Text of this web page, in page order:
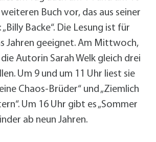
Buch vor, das aus seiner
Backe“. Die Lesung ist für
Jahren geeignet. Am Mittwoch,
Autorin Sarah Welk gleich drei
Um 9 und um 11 Uhr liest sie
Chaos-Brüder“ und „Ziemlich
Um 16 Uhr gibt es „Sommer
ab neun Jahren.